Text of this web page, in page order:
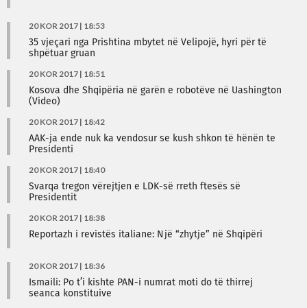
20 KOR 2017 | 18:53
35 vjeçari nga Prishtina mbytet në Velipojë, hyri për të
shpëtuar gruan
20 KOR 2017 | 18:51
Kosova dhe Shqipëria në garën e robotëve në Uashington
(Video)
20 KOR 2017 | 18:42
AAK-ja ende nuk ka vendosur se kush shkon të hënën te
Presidenti
20 KOR 2017 | 18:40
Svarqa tregon vërejtjen e LDK-së rreth ftesës së
Presidentit
20 KOR 2017 | 18:38
Reportazh i revistës italiane: Një “zhytje” në Shqipëri
20 KOR 2017 | 18:36
Ismaili: Po t’i kishte PAN-i numrat moti do të thirrej
seanca konstituive